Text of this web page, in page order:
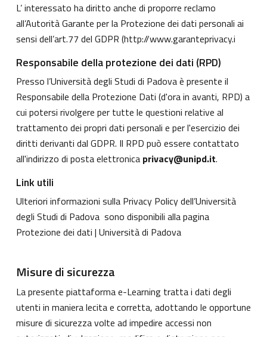
L’ interessato ha diritto anche di proporre reclamo
all’Autorità Garante per la Protezione dei dati personali ai
sensi dell’art.77 del GDPR (http://www.garanteprivacy.i
Responsabile della protezione dei dati (RPD)
Presso l’Università degli Studi di Padova è presente il
Responsabile della Protezione Dati (d'ora in avanti, RPD) a
cui potersi rivolgere per tutte le questioni relative al
trattamento dei propri dati personali e per l'esercizio dei
diritti derivanti dal GDPR. Il RPD può essere contattato
all'indirizzo di posta elettronica privacy@unipd.it.
Link utili
Ulteriori informazioni sulla Privacy Policy dell’Università
degli Studi di Padova sono disponibili alla pagina
Protezione dei dati | Università di Padova
Misure di sicurezza
La presente piattaforma e-Learning tratta i dati degli
utenti in maniera lecita e corretta, adottando le opportune
misure di sicurezza volte ad impedire accessi non